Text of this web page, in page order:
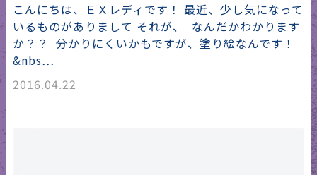
こんにちは、ＥＸレディです！ 最近、少し気になって
いるものがありまして それが、 なんだかわかります
か？？ 分かりにくいかもですが、塗り絵なんです！
&nbs…
2016.04.22